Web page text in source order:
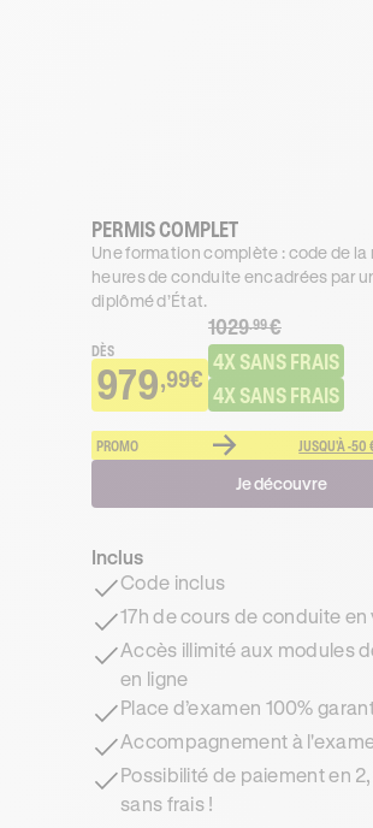
PERMIS COMPLET
Une formation complète : code de la
heures de conduite encadrées par
diplômé d’État.
DÈS
979,99€
1029 .99€
4X SANS FRAIS
4X SANS FRAIS
PROMO JUSQU'À -50
Je découvre
Inclus
Code inclus
17h de cours de conduite en
Accès illimité aux modules
en ligne
Place d’examen 100%
Accompagnement à
Possibilité de paiement en
sans frais !